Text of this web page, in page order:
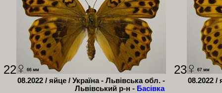
22
08.2022 / яйце / Україна - Львівська обл. -
Львівський р-н - Басівка
23
08.2022 /